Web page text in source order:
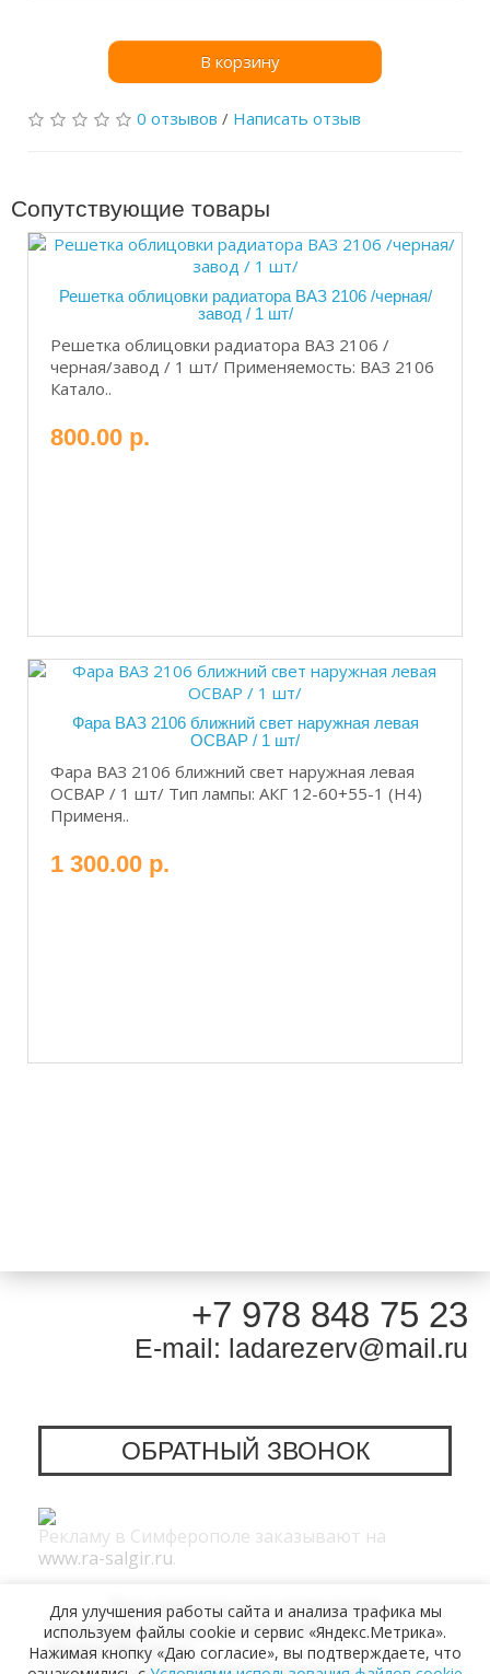
В корзину
0 отзывов / Написать отзыв
Сопутствующие товары
Решетка облицовки радиатора ВАЗ 2106 /черная/
завод / 1 шт/
Решетка облицовки радиатора ВАЗ 2106 /
черная/завод / 1 шт/ Применяемость: ВАЗ 2106
Катало..
800.00 р.
Фара ВАЗ 2106 ближний свет наружная левая
ОСВАР / 1 шт/
Фара ВАЗ 2106 ближний свет наружная левая
ОСВАР / 1 шт/ Тип лампы: АКГ 12-60+55-1 (Н4)
Применя..
1 300.00 р.
+7 978 848 75 23
E-mail: ladarezerv@mail.ru
ОБРАТНЫЙ ЗВОНОК
Рекламу в Симферополе заказывают на
www.ra-salgir.ru.
Пользовательское соглашение
Политика использования cookies и
Яндекс.Метрики
Для улучшения работы сайта и анализа трафика мы
используем файлы cookie и сервис «Яндекс.Метрика».
Нажимая кнопку «Даю согласие», вы подтверждаете, что